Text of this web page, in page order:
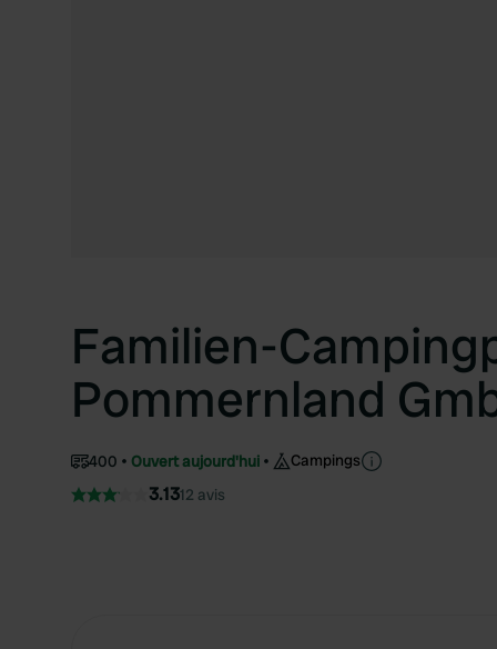
Familien-
Pommernland
400 Ouvert aujourd'hui Campings
3.1312 avis